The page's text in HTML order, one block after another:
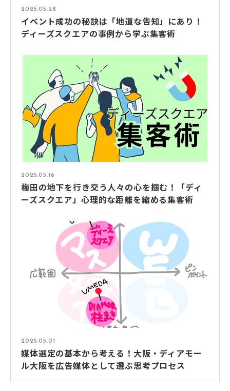
2025.05.28
イベント成功の秘訣は「地道な告知」にあり！
ディーズスクエアの事例から学ぶ集客術
2025.05.16
梅田の地下を行き交う人々の心を掴む！「ディ
ーズスクエア」心理的な距離を縮める集客術
2025.05.01
媒体選定の基本から考える！大阪・ディアモー
ル大阪を広告媒体として選ぶ思考プロセス